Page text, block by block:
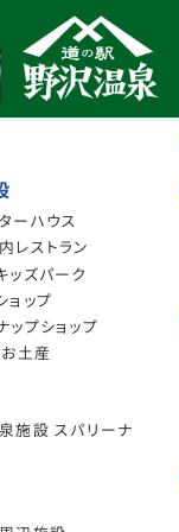
ーハウス
レストラン
ッズパーク
ョップ
ップショップ
お土産
施設 スパリーナ